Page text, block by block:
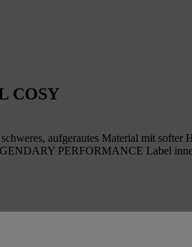
COSY
aufgerautes Material mit softer
PERFORMANCE Label